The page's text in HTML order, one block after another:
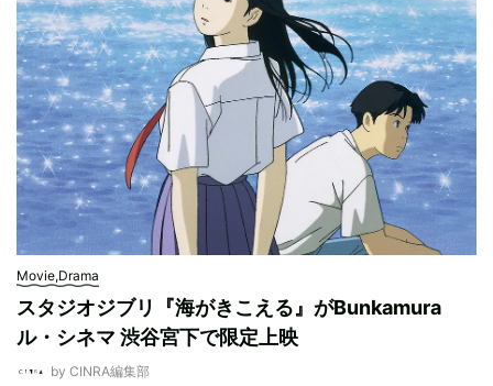
Movie,Drama
スタジオジブリ『海がきこえる』がBunkamura
ル・シネマ 渋谷宮下で限定上映
by CINRA編集部